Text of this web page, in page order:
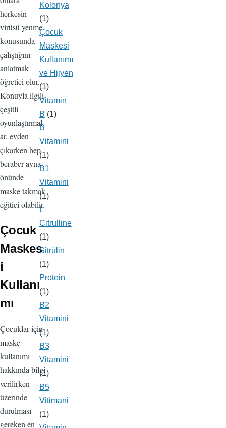
herkesin
virüsü yenme
konusunda
çalıştığını
anlatmak
öğretici olur.
Konuyla ilgili
çeşitli
oyunlaştırmal
ar, evden
çıkarken hep
beraber ayna
önünde
maske takmak
eğitici olabilir.
Çocuk
Maskes
i
Kullanı
mı
Çocuklar için
maske
kullanımı
hakkında bilgi
verilirken
üzerinde
durulması
gereken en
Kolonya
(1)
Çocuk
Maskesi
Kullanımı
ve Hijyen
(1)
Vitamin
B (1)
B
Vitamini
(1)
B1
Vitamini
(1)
L
Citrulline
(1)
Sitrülin
(1)
Protein
(1)
B2
Vitamini
(1)
B3
Vitamini
(1)
B5
Vitimani
(1)